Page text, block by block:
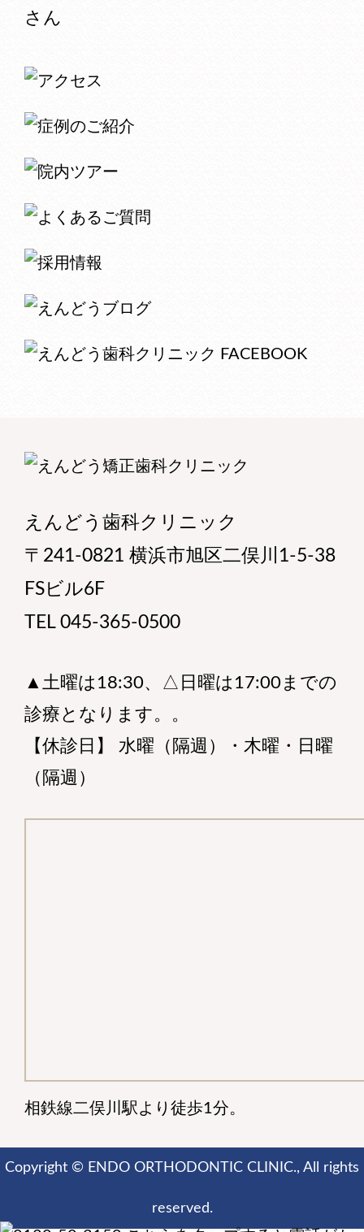
さん
えんどう歯科クリニック
〒241-0821 横浜市旭区二俣川1-5-38
FSビル6F
TEL 045-365-0500
▲土曜は18:30、△日曜は17:00までの
診療となります。。
【休診日】 水曜（隔週）・木曜・日曜
（隔週）
相鉄線二俣川駅より徒歩1分。
Copyright © ENDO ORTHODONTIC CLINIC., All rights
reserved.